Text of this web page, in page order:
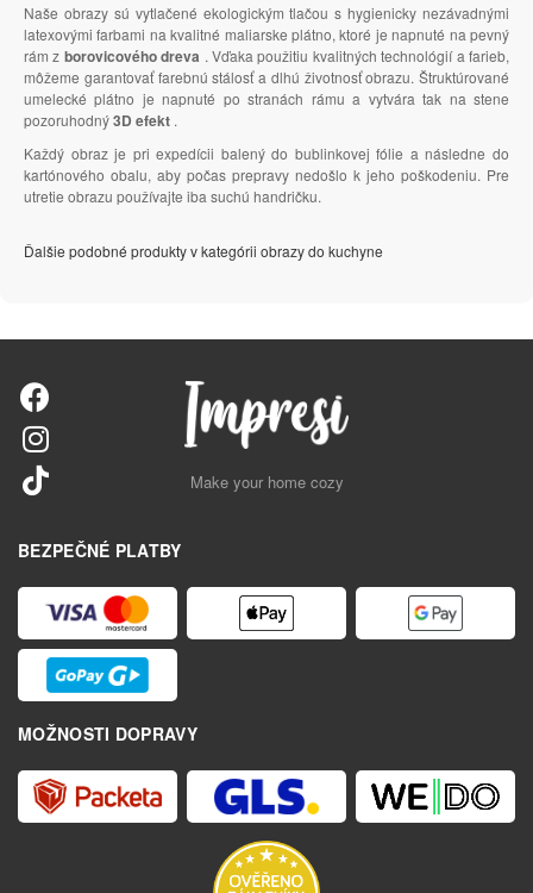
Naše obrazy sú vytlačené ekologickým tlačou s hygienicky nezávadnými
latexovými farbami na kvalitné maliarske plátno, ktoré je napnuté na pevný
rám z borovicového dreva . Vďaka použitiu kvalitných technológií a farieb,
môžeme garantovať farebnú stálosť a dlhú životnosť obrazu. Štruktúrované
umelecké plátno je napnuté po stranách rámu a vytvára tak na stene
pozoruhodný3D efekt .
Každý obraz je pri expedícii balený do bublinkovej fólie a následne do
kartónového obalu, aby počas prepravy nedošlo k jeho poškodeniu. Pre
utretie obrazu používajte iba suchú handričku.
Ďalšie podobné produkty v kategórii obrazy do kuchyne
Make your home cozy
BEZPEČNÉ PLATBY
MOŽNOSTI DOPRAVY